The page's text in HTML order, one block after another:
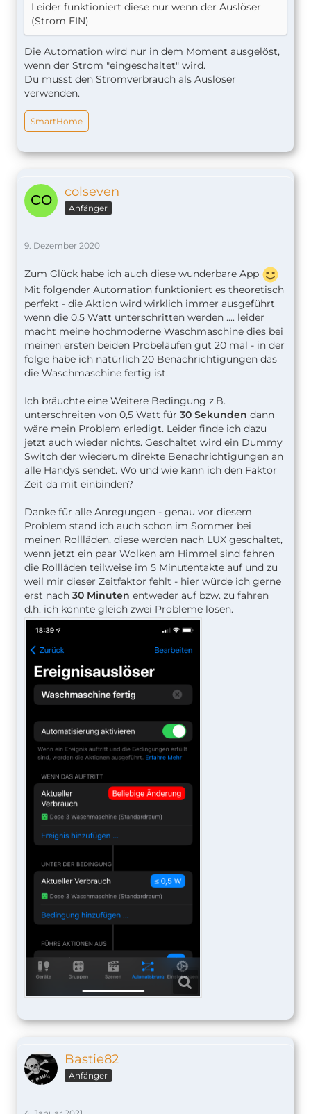
Besten Dank für eure konstruktive Hilfe.
Leider funktioniert diese nur wenn der Auslöser
(Strom EIN)
Die Automation wird nur in dem Moment ausgelöst,
wenn der Strom "eingeschaltet" wird.
Du musst den Stromverbrauch als Auslöser
verwenden.
SmartHome
colseven
Anfänger
9. Dezember 2020
Zum Glück habe ich auch diese wunderbare App
Mit folgender Automation funktioniert es theoretisch
perfekt - die Aktion wird wirklich immer ausgeführt
wenn die 0,5 Watt unterschritten werden .... leider
macht meine hochmoderne Waschmaschine dies bei
meinen ersten beiden Probeläufen gut 20 mal - in der
folge habe ich natürlich 20 Benachrichtigungen das
die Waschmaschine fertig ist.
Ich bräuchte eine Weitere Bedingung z.B.
unterschreiten von 0,5 Watt für 30 Sekunden dann
wäre mein Problem erledigt. Leider finde ich dazu
jetzt auch wieder nichts. Geschaltet wird ein Dummy
Switch der wiederum direkte Benachrichtigungen an
alle Handys sendet. Wo und wie kann ich den Faktor
Zeit da mit einbinden?
Danke für alle Anregungen - genau vor diesem
Problem stand ich auch schon im Sommer bei
meinen Rollläden, diese werden nach LUX geschaltet,
wenn jetzt ein paar Wolken am Himmel sind fahren
die Rollläden teilweise im 5 Minutentakte auf und zu
weil mir dieser Zeitfaktor fehlt - hier würde ich gerne
erst nach 30 Minuten entweder auf bzw. zu fahren
d.h. ich könnte gleich zwei Probleme lösen.
Bastie82
Anfänger